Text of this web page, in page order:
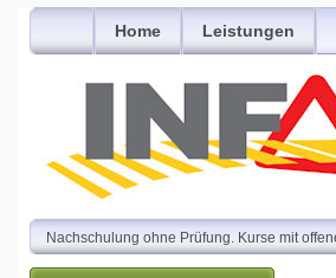
Home Leistungen
Nachschulung ohne Prüfung. Kurse mit